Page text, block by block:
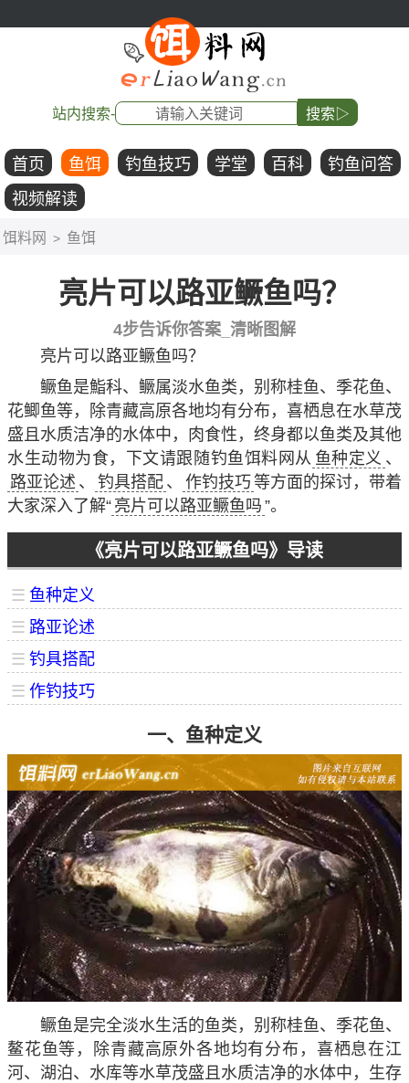
站内搜索- 搜索▷
首页 鱼饵 钓鱼技巧 学堂 百科
钓鱼问答
视频解读
饵料网 > 鱼饵
亮片可以路亚鳜鱼吗？
4步告诉你答案_清晰图解
亮片可以路亚鳜鱼吗？
鳜鱼是鮨科、鳜属淡水鱼类，别称桂鱼、季花鱼、
花鲫鱼等，除青藏高原各地均有分布，喜栖息在水草茂
盛且水质洁净的水体中，肉食性，终身都以鱼类及其他
水生动物为食，下文请跟随钓鱼饵料网从 鱼种定义 、
路亚论述 、 钓具搭配 、 作钓技巧 等方面的探讨，带着
大家深入了解“ 亮片可以路亚鳜鱼吗 ”。
《亮片可以路亚鳜鱼吗》导读
☰ 鱼种定义
☰ 路亚论述
☰ 钓具搭配
☰ 作钓技巧
一、鱼种定义
鳜鱼是完全淡水生活的鱼类，别称桂鱼、季花鱼、
鳌花鱼等，除青藏高原外各地均有分布，喜栖息在江
河、湖泊、水库等水草茂盛且水质洁净的水体中，生存